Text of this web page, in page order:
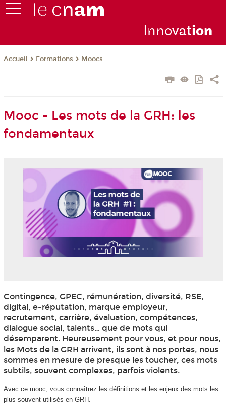
Innovation
Accueil Formations Moocs
Mooc - Les mots de la GRH: les
fondamentaux
Contingence, GPEC, rémunération, diversité, RSE,
digital, e-réputation, marque employeur,
recrutement, carrière, évaluation, compétences,
dialogue social, talents… que de mots qui
désemparent. Heureusement pour vous, et pour nous,
les Mots de la GRH arrivent, ils sont à nos portes, nous
sommes en mesure de presque les toucher, ces mots
subtils, souvent complexes, parfois violents.
Avec ce mooc , vous connaîtrez les définitions et les enjeux des mots les
plus souvent utilisés en GRH.